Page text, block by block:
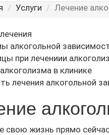
Услуги Лечение
алкогольной
при лечениии
в клинике
лечения алкогольной
свою жизнь прямо